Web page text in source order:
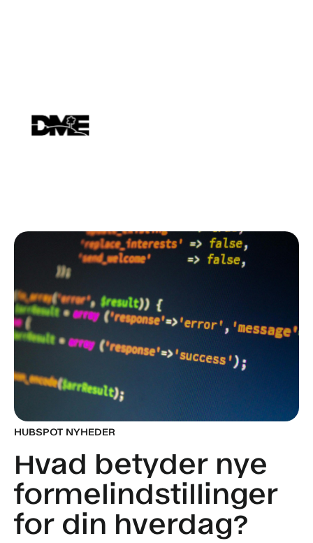
HUBSPOT NYHEDER
Hvad betyder nye
formelindstillinger
for din hverdag?